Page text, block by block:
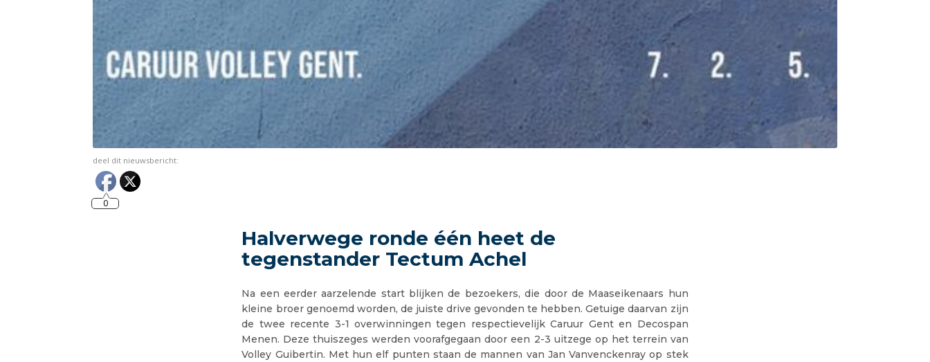
deel dit nieuwsbericht:
0
Halverwege ronde één heet de
tegenstander Tectum Achel
Na een eerder aarzelende start blijken de bezoekers, die door de Maaseikenaars hun
kleine broer genoemd worden, de juiste drive gevonden te hebben. Getuige daarvan zijn
de twee recente 3-1 overwinningen tegen respectievelijk Caruur Gent en Decospan
Menen. Deze thuiszeges werden voorafgegaan door een 2-3 uitzege op het terrein van
Volley Guibertin. Met hun elf punten staan de mannen van Jan Vanvenckenray op stek